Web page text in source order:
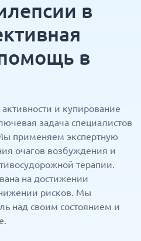
в
в
и купирование
задача специалистов
применяем экспертную
очагов возбуждения и
терапии.
на достижении
рисков. Мы
над своим состоянием и